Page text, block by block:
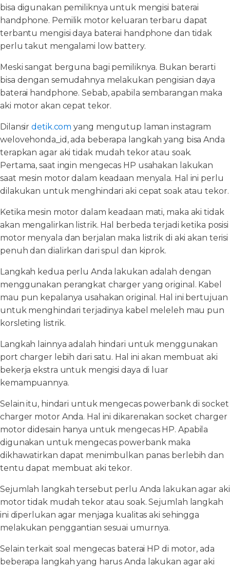
bisa digunakan pemiliknya untuk mengisi baterai
handphone. Pemilik motor keluaran terbaru dapat
terbantu mengisi daya baterai handphone dan tidak
perlu takut mengalami low battery.
Meski sangat berguna bagi pemiliknya. Bukan berarti
bisa dengan semudahnya melakukan pengisian daya
baterai handphone. Sebab, apabila sembarangan maka
aki motor akan cepat tekor.
Dilansirdetik.com yang mengutup laman instagram
welovehonda_id, ada beberapa langkah yang bisa Anda
terapkan agar aki tidak mudah tekor atau soak.
Pertama, saat ingin mengecas HP usahakan lakukan
saat mesin motor dalam keadaan menyala. Hal ini perlu
dilakukan untuk menghindari aki cepat soak atau tekor.
Ketika mesin motor dalam keadaan mati, maka aki tidak
akan mengalirkan listrik. Hal berbeda terjadi ketika posisi
motor menyala dan berjalan maka listrik di aki akan terisi
penuh dan dialirkan dari spul dan kiprok.
Langkah kedua perlu Anda lakukan adalah dengan
menggunakan perangkat charger yang original. Kabel
mau pun kepalanya usahakan original. Hal ini bertujuan
untuk menghindari terjadinya kabel meleleh mau pun
korsleting listrik.
Langkah lainnya adalah hindari untuk menggunakan
port charger lebih dari satu. Hal ini akan membuat aki
bekerja ekstra untuk mengisi daya di luar
kemampuannya.
Selain itu, hindari untuk mengecas powerbank di socket
charger motor Anda. Hal ini dikarenakan socket charger
motor didesain hanya untuk mengecas HP. Apabila
digunakan untuk mengecas powerbank maka
dikhawatirkan dapat menimbulkan panas berlebih dan
tentu dapat membuat aki tekor.
Sejumlah langkah tersebut perlu Anda lakukan agar aki
motor tidak mudah tekor atau soak. Sejumlah langkah
ini diperlukan agar menjaga kualitas aki sehingga
melakukan penggantian sesuai umurnya.
Selain terkait soal mengecas baterai HP di motor, ada
beberapa langkah yang harus Anda lakukan agar aki